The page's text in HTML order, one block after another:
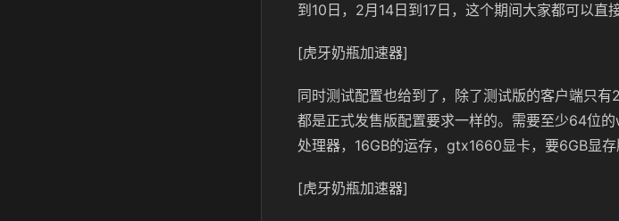
到10日，2月14日到17日，这个期间大家都可以直
[虎牙奶瓶加速器]
同时测试配置也给到了，除了测试版的客户端只
都是正式发售版配置要求一样的。需要至少64位
处理器，16GB的运存，gtx1660显卡，要6GB显存
[虎牙奶瓶加速器]